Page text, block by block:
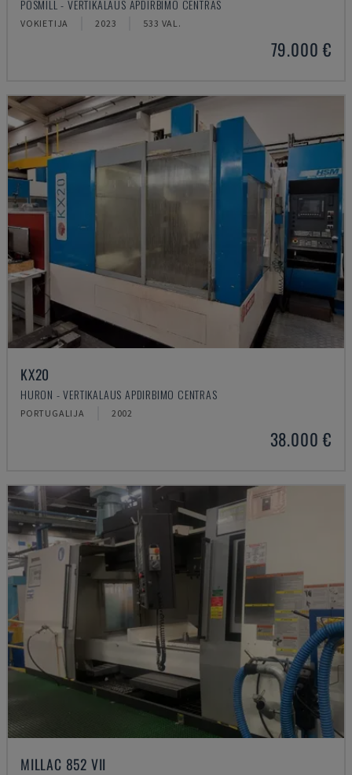
POSMILL - VERTIKALAUS APDIRBIMO CENTRAS
VOKIETIJA 2023 533 VAL.
79.000 €
KX20
HURON - VERTIKALAUS APDIRBIMO CENTRAS
PORTUGALIJA 2002
38.000 €
MILLAC 852 VII